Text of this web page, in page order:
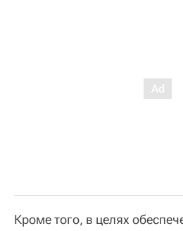
Кроме того, в целях